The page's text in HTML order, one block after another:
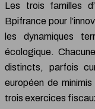
Les trois familles
Bpifrance pour
les dynamiques
écologique.
distincts, parfois
européen de
trois exercices